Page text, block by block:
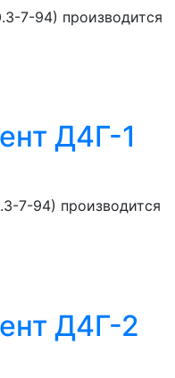
7-94) производится
Д4Г-1
7-94) производится
Д4Г-2